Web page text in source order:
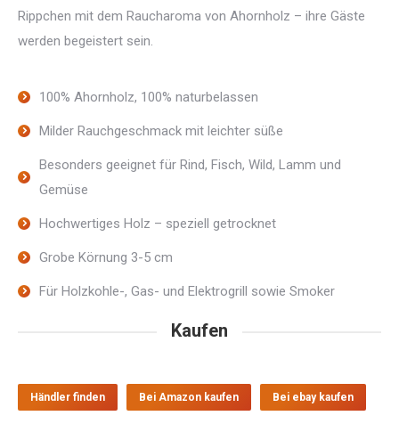
Rippchen mit dem Raucharoma von Ahornholz – ihre Gäste
werden begeistert sein.
100% Ahornholz, 100% naturbelassen
Milder Rauchgeschmack mit leichter süße
Besonders geeignet für Rind, Fisch, Wild, Lamm und
Gemüse
Hochwertiges Holz – speziell getrocknet
Grobe Körnung 3-5 cm
Für Holzkohle-, Gas- und Elektrogrill sowie Smoker
Kaufen
Händler finden Bei Amazon kaufen Bei ebay kaufen